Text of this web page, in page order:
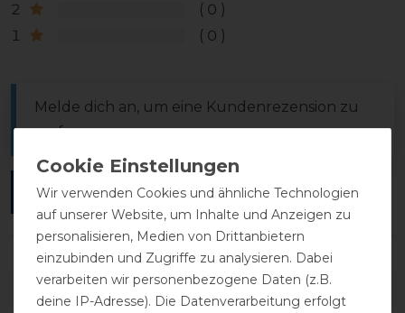
2
0
1
0
Melde dich an, um eine Kundenrezension zu
verfassen.
ANMELDEN
DETAILS ZUR PRODUKTSICHERHEIT
Wir verwenden Cookies und ähnliche Technologien
auf unserer Website, um Inhalte und Anzeigen zu
personalisieren, Medien von Drittanbietern
einzubinden und Zugriffe zu analysieren. Dabei
verarbeiten wir personenbezogene Daten (z.B.
deine IP-Adresse). Die Datenverarbeitung erfolgt